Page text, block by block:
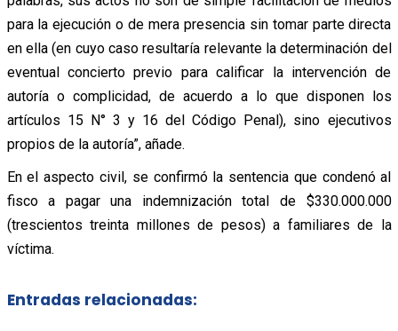
para la ejecución o de mera presencia sin tomar parte directa
en ella (en cuyo caso resultaría relevante la determinación del
eventual concierto previo para calificar la intervención de
autoría o complicidad, de acuerdo a lo que disponen los
artículos 15 N° 3 y 16 del Código Penal), sino ejecutivos
propios de la autoría”, añade.
En el aspecto civil, se confirmó la sentencia que condenó al
fisco a pagar una indemnización total de $330.000.000
(trescientos treinta millones de pesos) a familiares de la
víctima.
Entradas relacionadas: